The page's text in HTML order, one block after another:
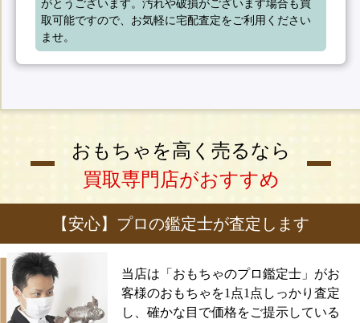
がとうございます。汚れや破損がございます場合も買
取可能ですので、お気軽に宅配査定をご利用ください
ませ。
おもちゃを高く売るなら
買取専門店がおすすめ
【安心】プロの鑑定士が査定します
当店は「おもちゃのプロ鑑定士」がお
客様のおもちゃを1点1点しっかり査定
し、確かな目で価格をご提示している